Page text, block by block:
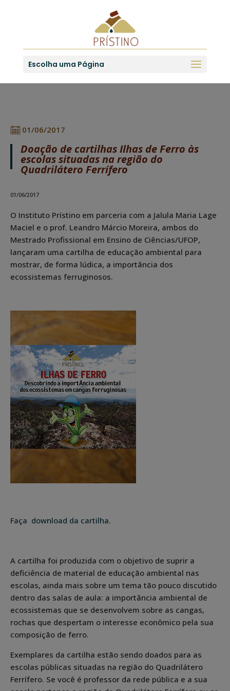
Escolha uma Página
01/06/2017
Doação de cartilhas Ilhas de Ferro às
escolas situadas na região do
Quadrilátero Ferrífero
01/06/2017
O Instituto Prístino em parceria com a Jalula Maria Lage
Maciel e o prof. Leandro Márcio Moreira, ambos do
Mestrado Profissional em Ensino de Ciências/UFOP,
lançaram uma cartilha de educação ambiental para
mostrar, de forma lúdica, a importância dos
ecossistemas ferruginosos.
Faça download da cartilha.
A cartilha foi produzida com o objetivo de suprir a
deficiência de material de educação ambiental nas
escolas, ainda mais sobre um tema tão pouco discutido
dentro das salas de aula: a importância ambiental de
ecossistemas que se desenvolvem sobre as cangas,
rochas que despertam o interesse econômico pela sua
composição de ferro.
Exemplares da cartilha estão sendo doados para as
escolas públicas situadas na região do Quadrilátero
Ferrífero. Se você é professor da rede pública e a sua